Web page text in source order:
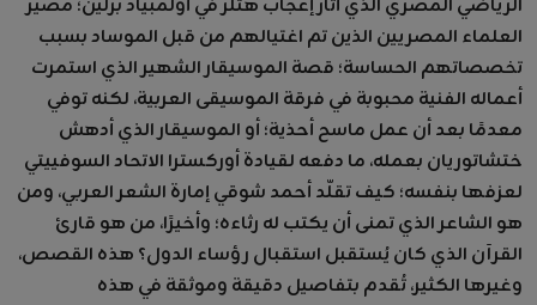
الرياضي المصري الذي أثار إعجاب هتلر في أولمبياد برلين؛ مصير
العلماء المصريين الذين تم اغتيالهم من قبل الموساد بسبب
تخصصاتهم الحساسة؛ قصة الموسيقار الشهير الذي استمرت
أعماله الفنية محبوبة في فرقة الموسيقى العربية، لكنه توفي
معدمًا بعد أن عمل ماسح أحذية؛ أو الموسيقار الذي أدهش
ختشاتوريان بعمله، ما دفعه لقيادة أوركسترا الاتحاد السوفييتي
لعزفها بنفسه؛ كيف تقلّد أحمد شوقي إمارة الشعر العربي، ومن
هو الشاعر الذي تمنى أن يكتب له رثاءه؛ وأخيرًا، من هو قارئ
القرآن الذي كان يُستقبل استقبال رؤساء الدول؟ هذه القصص،
وغيرها الكثير، تُقدم بتفاصيل دقيقة وموثقة في هذه